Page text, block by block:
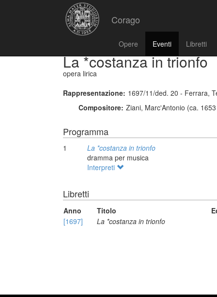
Corago
Opere Eventi Libretti
La *costanza in trionfo
opera lirica
Rappresentazione: 1697/11/ded. 20 - Ferrara,
Compositore: Ziani, Marc'Antonio (ca.
Programma
1
La *costanza in trionfo
dramma per musica
Interpreti
Libretti
Anno Titolo
[1697]
La *costanza in trionfo